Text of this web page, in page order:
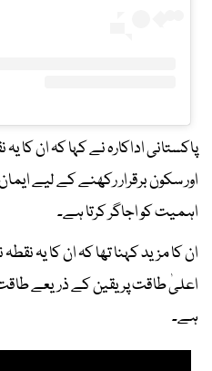
پاکستانی اداکارہ نے کہا کہ ان کا
اور سکون برقرار رکھنے کے لیے
اہمیت کو اجاگر کرتا ہے۔
ان کا مزید کہنا تھا کہ ان کا یہ
اعلیٰ طاقت پر یقین کے ذریعے
ہے۔